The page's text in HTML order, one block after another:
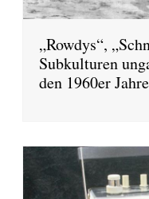
„Rowdys“,
Subkulturen
den 1960er